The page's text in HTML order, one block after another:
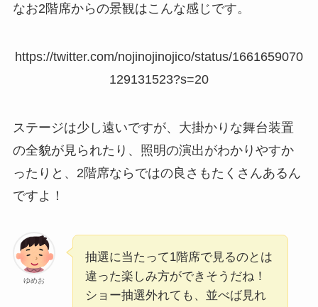
なお2階席からの景観はこんな感じです。
https://twitter.com/nojinojinojico/status/1661659070
129131523?s=20
ステージは少し遠いですが、大掛かりな舞台装置
の全貌が見られたり、照明の演出がわかりやすか
ったりと、2階席ならではの良さもたくさんあるん
ですよ！
ゆめお
抽選に当たって1階席で見るのとは
違った楽しみ方ができそうだね！
ショー抽選外れても、並べば見れ